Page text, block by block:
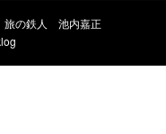
旅の鉄人 池内嘉正